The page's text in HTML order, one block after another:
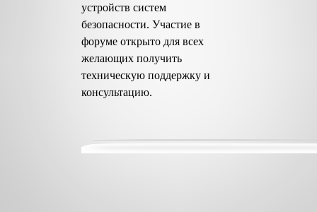
устройств систем
безопасности. Участие в
форуме открыто для всех
желающих получить
техническую поддержку и
консультацию.